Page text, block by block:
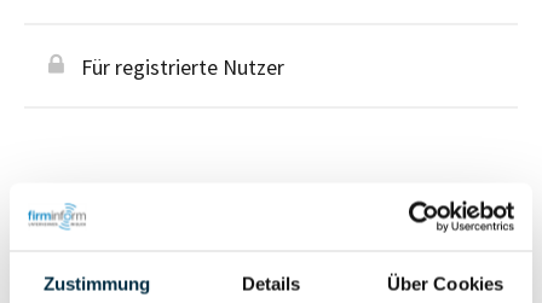
Zustimmung Details Über Cookies
Für registrierte Nutzer